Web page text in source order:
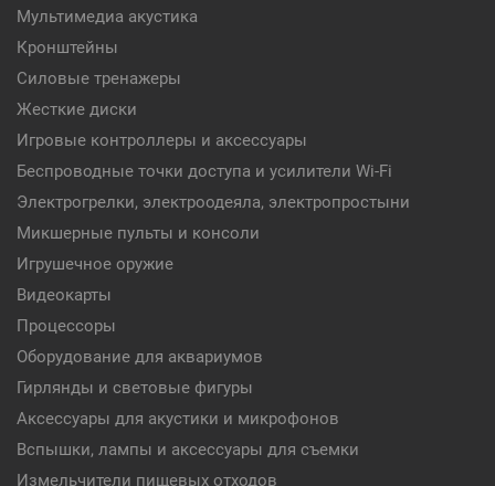
Мультимедиа акустика
Кронштейны
Силовые тренажеры
Жесткие диски
Игровые контроллеры и аксессуары
Беспроводные точки доступа и усилители Wi-Fi
Электрогрелки, электроодеяла, электропростыни
Микшерные пульты и консоли
Игрушечное оружие
Видеокарты
Процессоры
Оборудование для аквариумов
Гирлянды и световые фигуры
Аксессуары для акустики и микрофонов
Вспышки, лампы и аксессуары для съемки
Измельчители пищевых отходов